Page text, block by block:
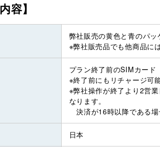
容】
弊社販売の黄色と青のパ
※弊社販売品でも他商品に
プラン終了前のSIMカー
※終了前にもリチャージ可
※弊社操作が終了より2営
なります。
決済が16時以降である場
日本